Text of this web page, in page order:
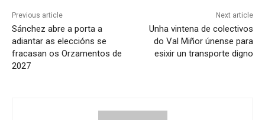
Previous article
Sánchez abre a porta a
adiantar as eleccións se
fracasan os Orzamentos de
2027
Next article
Unha vintena de colectivos
do Val Miñor únense para
esixir un transporte digno